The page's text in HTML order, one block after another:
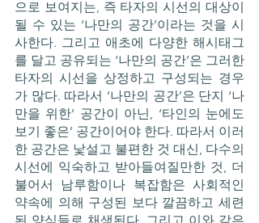
으로 보여지는, 즉 타자의 시선의 대상이
될 수 있는 ‘나만의 공간’이라는 것을 시
사한다. 그리고 애초에 다양한 해시태그
를 달고 공유되는 ‘나만의 공간’은 그러한
타자의 시선을 상정하고 구성되는 경우
가 많다. 따라서 ‘나만의 공간’은 단지 ‘나
만을 위한’ 공간이 아닌, ‘타인의 눈에도
보기 좋은’ 공간이어야 한다. 따라서 이러
한 공간은 낯설고 불편한 것 대신, 다수의
시선에 익숙하고 받아들여질만한 것, 더
불어서 남루함이나 복잡함은 사회적인
약속에 의해 구성된 보다 깔끔하고 세련